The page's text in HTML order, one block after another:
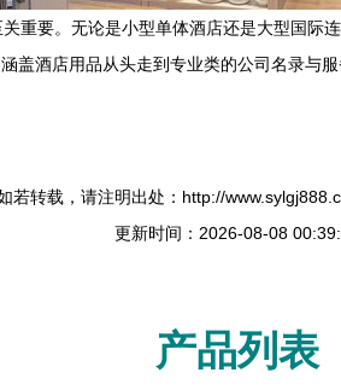
重要。无论是小型单体酒店还是大型国
盖酒店用品从头走到专业类的公司名录与
若转载，请注明出处：http://
更新时间：2026-08-08
产品列表